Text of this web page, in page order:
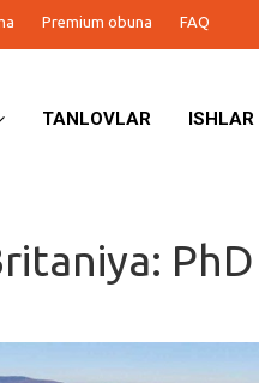
Premium obuna FAQ
TANLOVLAR ISHLAR